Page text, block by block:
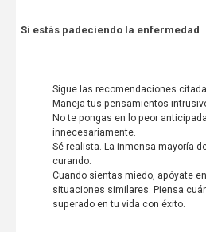
Si estás padeciendo la enfermedad
Sigue las recomendaciones
Maneja tus pensamientos
No te pongas en lo peor
innecesariamente.
Sé realista. La inmensa mayoría
curando.
Cuando sientas miedo, apóyate
situaciones similares. Piensa
superado en tu vida con éxito.